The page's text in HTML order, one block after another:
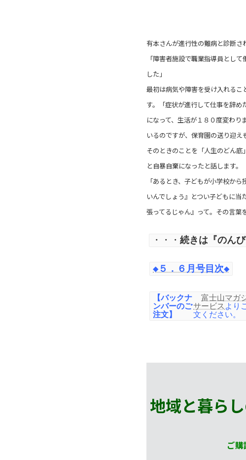
有本さんが進行性の難病と診断さ
「障害者施設で職業指導員とし
した」
最初は病気や障害を受け入れるこ
す。「症状が進行して仕事を辞
になって、生活が１８０度変わ
いるのですが、保育園の送り迎え
そのときのことを「人生のどん底
と自暴自棄になったと話します。
「あるとき、子どもが小学校か
いんでしょう』とつい子どもに当
張ってるじゃん』って。その言葉
・・・ 続きは『のん
◆５．６月号目次◆
【バックナ
ンバーのご
注文】
富士山マガ
サービス より
文ください。
地域と暮ら
ご